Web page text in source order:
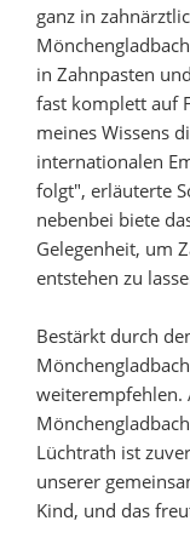
ganz in
in Zahnpasten
fast komplett auf
meines Wissens
internationalen
folgt", erläuterte
nebenbei biete
Gelegenheit, um
entstehen zu
Bestärkt durch
weiterempfehlen.
Lüchtrath ist
unserer
Kind, und das